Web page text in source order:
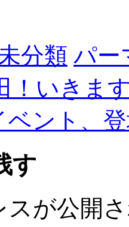
分類 パー
！いきま
ベント、
す
スが公開